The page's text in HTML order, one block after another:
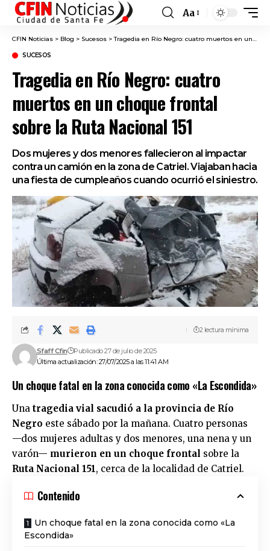
Font
Aa
CFIN Noticias > Blog > Sucesos >Tragedia en Río Negro: cuatro muertos en un choque frontal sobre la Ruta Nacional 151
SUCESOS
Tragedia en Río Negro: cuatro
muertos en un choque frontal
sobre la Ruta Nacional 151
Dos mujeres y dos menores fallecieron al impactar
contra un camión en la zona de Catriel. Viajaban hacia
una fiesta de cumpleaños cuando ocurrió el siniestro.
Última actualización: 27/07/2025 a las 11:41 AM
Sfaff Cfin Publicado 27 de julio de 2025
2 lectura mínima
Un choque fatal en la zona conocida como «La Escondida»
Una tragedia vial sacudió a la provincia de Río
Negro este sábado por la mañana. Cuatro personas
—dos mujeres adultas y dos menores, una nena y un
varón— murieron en un choque frontal sobre la
Ruta Nacional 151, cerca de la localidad de Catriel.
Contenido
Un choque fatal en la zona conocida como «La
Escondida»